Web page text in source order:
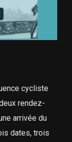
cycliste
rendez-
arrivée du
dates, trois